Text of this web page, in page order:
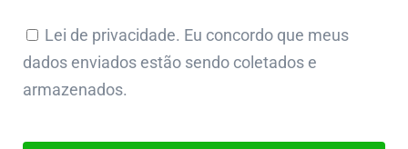
Lei de privacidade. Eu concordo que meus
dados enviados estão sendo coletados e
armazenados.